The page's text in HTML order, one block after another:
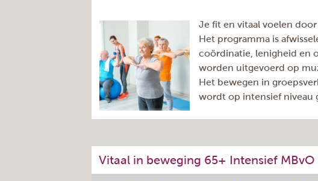
Dag:
maandag
Aantal lessen
40
Aantal nog beschikbare
plaatsen(ter indicatie)
4
Tijd:
11:30 -
Herhaling:
Elke week
Cursuscode
Einddatum
05-07-
Je fit en vitaal voelen
Het programma is
coördinatie, lenigheid en
worden uitgevoerd op
Het bewegen in
wordt op intensief niveau
Dag:
dinsdag
Aantal lessen
41
Aantal nog beschikbare
Vitaal in beweging 65+ Intensief MBvO